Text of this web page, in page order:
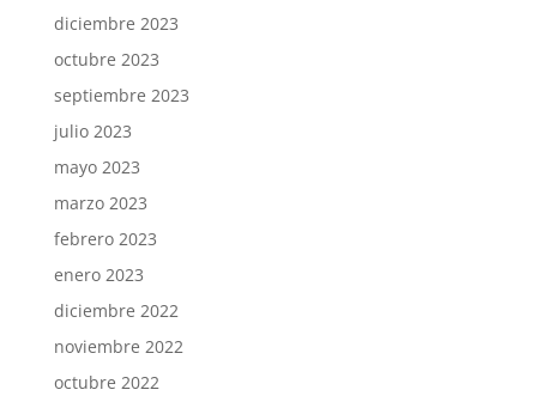
diciembre 2023
octubre 2023
septiembre 2023
julio 2023
mayo 2023
marzo 2023
febrero 2023
enero 2023
diciembre 2022
noviembre 2022
octubre 2022